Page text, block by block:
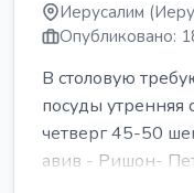
Иерусалим
Опубликовано:
В столовую
посуды утренняя
четверг 45-50
авив - Ришон-